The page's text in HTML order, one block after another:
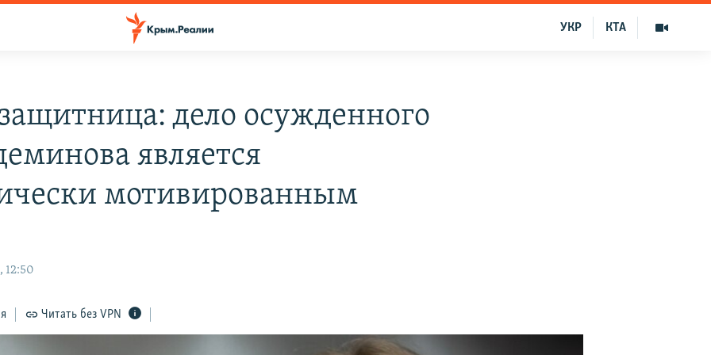
КТА
УКР
дело осужденного
является
мотивированным
12:50
Читать без VPN